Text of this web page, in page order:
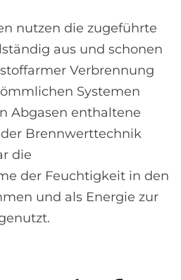
nutzen die zugeführte
aus und schonen
Verbrennung
Systemen
Abgasen enthaltene
Brennwerttechnik
die
der Feuchtigkeit in den
und als Energie zur